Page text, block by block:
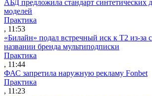
АБД предложила стандарт
моделей
Практика
, 11:53
«Билайн» подал встречный иск к Т2 из-за
названии бренда мультиподписки
Практика
, 11:44
ФАС запретила наружную рекламу Fonbet
Практика
, 11:23